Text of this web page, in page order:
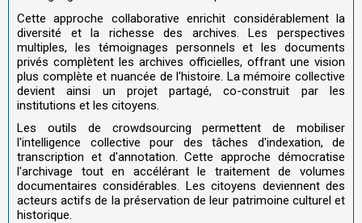
Cette approche collaborative enrichit considérablement la
diversité et la richesse des archives. Les perspectives
multiples, les témoignages personnels et les documents
privés complètent les archives officielles, offrant une vision
plus complète et nuancée de l'histoire. La mémoire collective
devient ainsi un projet partagé, co-construit par les
institutions et les citoyens.
Les outils de crowdsourcing permettent de mobiliser
l'intelligence collective pour des tâches d'indexation, de
transcription et d'annotation. Cette approche démocratise
l'archivage tout en accélérant le traitement de volumes
documentaires considérables. Les citoyens deviennent des
acteurs actifs de la préservation de leur patrimoine culturel et
historique.